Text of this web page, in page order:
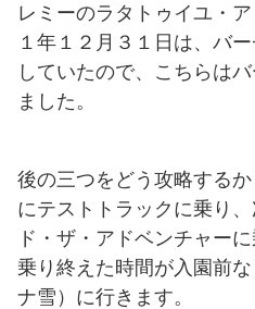
レミーのラタトゥイユ・
１年１２月３１日は、バ
していたので、こちらは
ました。
後の三つをどう攻略する
にテストトラックに乗り
ド・ザ・アドベンチャー
乗り終えた時間が入園前
ナ雪）に行きます。